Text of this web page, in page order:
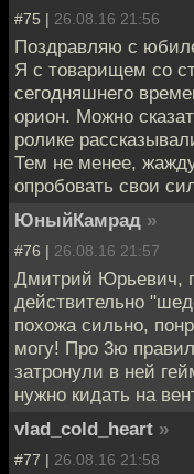
#75 | 26.08.16 21:56
Поздравляю с
Я с товарищем со
сегодняшнего
орион. Можно
ролике
Тем не менее,
опробовать свои
ЮныйКамрад »
#76 | 26.08.16 21:57
Дмитрий Юрьевич,
действительно
похожа сильно,
могу! Про 3ю
затронули в ней
нужно кидать на
vlad_cold_heart »
#77 | 26.08.16 21:58